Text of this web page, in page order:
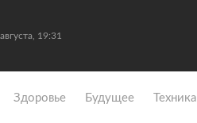
19:31
Здоровье Будущее Техника